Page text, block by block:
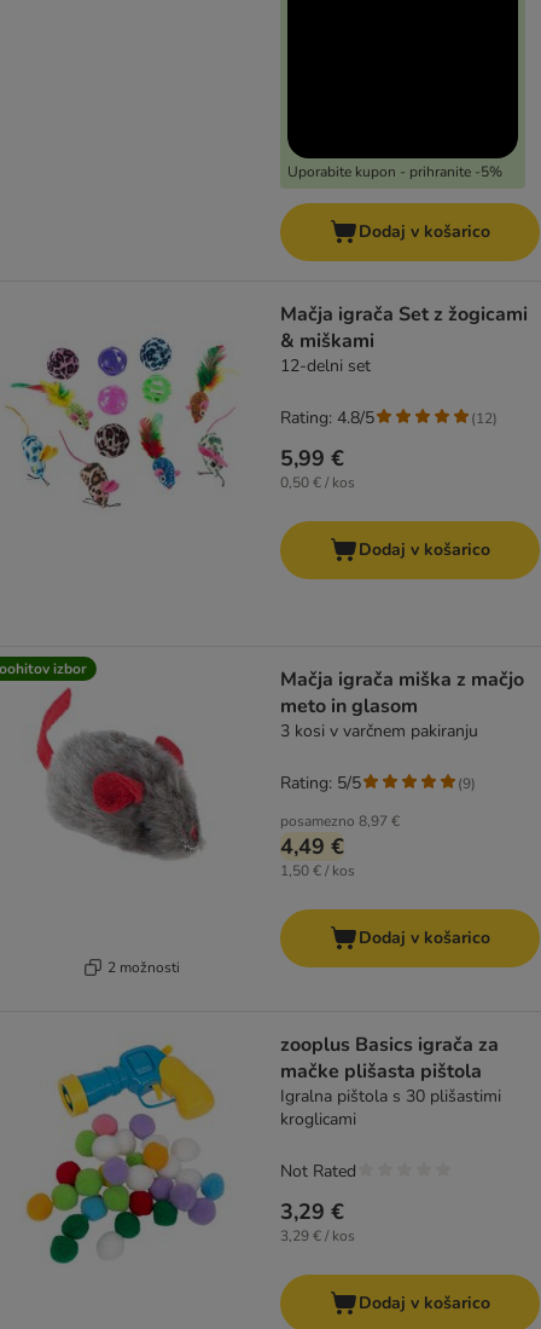
Uporabite kupon - prihranite -5%
Dodaj v košarico
Mačja igrača Set z žogicami
& miškami
12-delni set
5,99 €
0,50 € / kos
Rating: 4.8/5 (12)
Dodaj v košarico
izbor
2 možnosti
Mačja igrača miška z mačjo
meto in glasom
3 kosi v varčnem pakiranju
posamezno 8,97 €
4,49 €
1,50 € / kos
Rating: 5/5 (9)
Dodaj v košarico
zooplus Basics igrača za
mačke plišasta pištola
Igralna pištola s 30 plišastimi
kroglicami
3,29 €
3,29 € / kos
Not Rated
Dodaj v košarico